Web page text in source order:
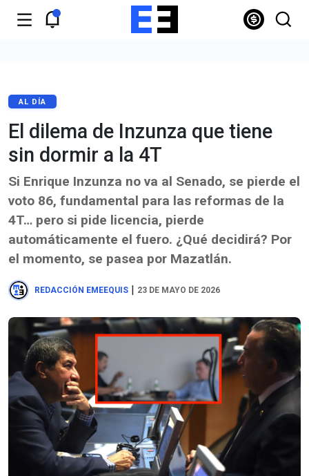
AL DÍA
El dilema de Inzunza que tiene
sin dormir a la 4T
Si Enrique Inzunza no va al Senado, se pierde el
voto 86, fundamental para las reformas de la
4T… pero si pide licencia, pierde
automáticamente el fuero. ¿Qué decidirá? Por
el momento, se pasea por Mazatlán.
REDACCIÓN EMEEQUIS | 23 DE MAYO DE 2026